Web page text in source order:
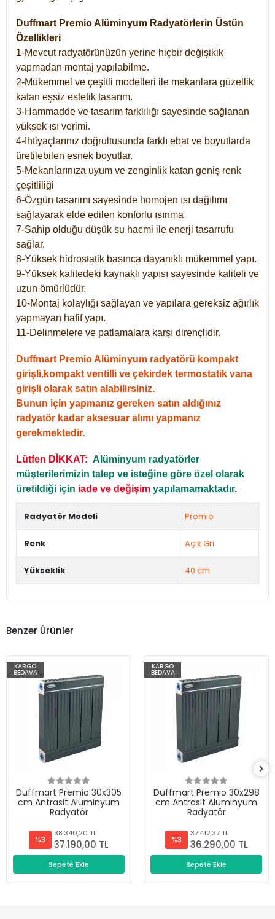
Duffmart Premio Alüminyum Radyatörlerin Üstün
Özellikleri
1-Mevcut radyatörünüzün yerine hiçbir değişikik
yapmadan montaj yapılabilme.
2-Mükemmel ve çeşitli modelleri ile mekanlara güzellik
katan eşsiz estetik tasarım.
3-Hammadde ve tasarım farklılığı sayesinde sağlanan
yüksek ısı verimi.
4-İhtiyaçlarınız doğrultusunda farklı ebat ve boyutlarda
üretilebilen esnek boyutlar.
5-Mekanlarınıza uyum ve zenginlik katan geniş renk
çeşitliliği
6-Özgün tasarımı sayesinde homojen ısı dağılımı
sağlayarak elde edilen konforlu ısınma
7-Sahip olduğu düşük su hacmi ile enerji tasarrufu
sağlar.
8-Yüksek hidrostatik basınca dayanıklı mükemmel yapı.
9-Yüksek kalitedeki kaynaklı yapısı sayesinde kaliteli ve
uzun ömürlüdür.
10-Montaj kolaylığı sağlayan ve yapılara gereksiz ağırlık
yapmayan hafif yapı.
11-Delinmelere ve patlamalara karşı dirençlidir.
Duffmart Premio Alüminyum radyatörü kompakt
girişli,kompakt ventilli ve çekirdek termostatik vana
girişli olarak satın alabilirsiniz.
Bunun için yapmanız gereken satın aldığınız
radyatör kadar aksesuar alımı yapmanız
gerekmektedir.
Lütfen DİKKAT: Alüminyum radyatörler
müşterilerimizin talep ve isteğine göre özel olarak
üretildiği için iade ve değişim yapılamamaktadır.
Radyatör Modeli Premio
Renk Açık Gri
Yükseklik 40 cm.
Benzer Ürünler
KARGO
BEDAVA
Duffmart Premio 30x305
cm Antrasit Alüminyum
Radyatör
%3
38.340,20 TL
37.190,00 TL
Sepete Ekle
KARGO
BEDAVA
Duffmart Premio 30x298
cm Antrasit Alüminyum
Radyatör
%3
37.412,37 TL
36.290,00 TL
Sepete Ekle